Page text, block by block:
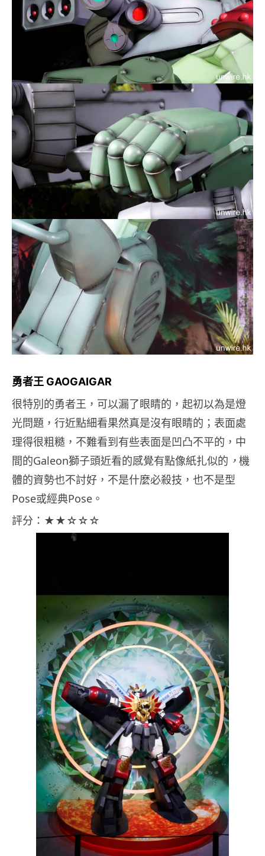
勇者王 GAOGAIGAR
很特別的勇者王，可以漏了眼睛的，起初以為是燈
光問題，行近點細看果然真是沒有眼睛的；表面處
理得很粗糙，不難看到有些表面是凹凸不平的，中
間的Galeon獅子頭近看的感覺有點像紙扎似的 ， 機
體的資勢也不討好，不是什麼必殺技，也不是型
Pose或經典Pose。
評分： ★★☆☆☆